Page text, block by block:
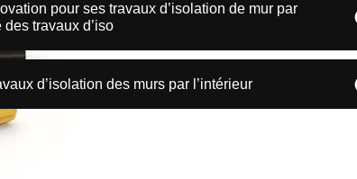
pour ses travaux d’isolation de mur par
travaux d’iso
d’isolation des murs par l’intérieur